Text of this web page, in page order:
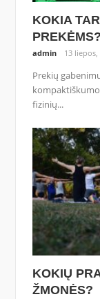
KOKIA
PREKĖMS?
admin 13 liepos,
Prekių
fizinių...
KOKIŲ
ŽMONĖS?